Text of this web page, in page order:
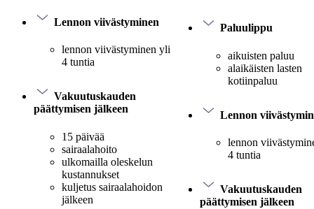
Lennon viivästyminen
lennon viivästyminen yli
4 tuntia
Vakuutuskauden
päättymisen jälkeen
15 päivää
sairaalahoito
ulkomailla oleskelun
kustannukset
kuljetus sairaalahoidon
jälkeen
Paluulippu
aikuisten paluu
alaikäisten lasten
kotiinpaluu
Lennon
lennon
4 tuntia
Vakuutuskauden
päättymisen jälkeen